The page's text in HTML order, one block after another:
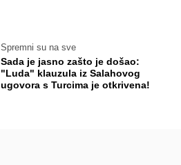
Spremni su na sve
Sada je jasno zašto je došao:
"Luda" klauzula iz Salahovog
ugovora s Turcima je otkrivena!